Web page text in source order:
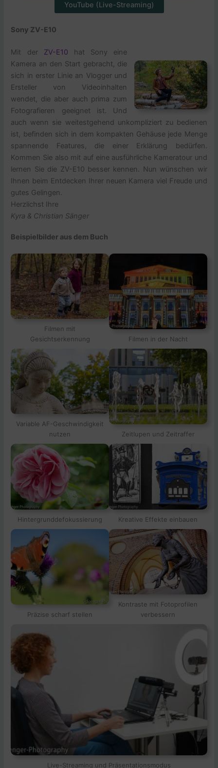
YouTube (Live-Streaming)
Sony ZV-E10
Mit der ZV-E10 hat Sony eine
Kamera an den Start gebracht, die
sich in erster Linie an Vlogger und
Ersteller von Videoinhalten
wendet, die aber auch prima zum
Fotografieren geeignet ist. Und
auch wenn sie weitestgehend unkompliziert zu bedienen
ist, befinden sich in dem kompakten Gehäuse jede Menge
spannende Features, die einer Erklärung bedürfen.
Kommen Sie also mit auf eine ausführliche Kameratour und
lernen Sie die ZV-E10 besser kennen. Nun wünschen wir
Ihnen beim Entdecken Ihrer neuen Kamera viel Freude und
gutes Gelingen.
Herzlichst Ihre
Kyra & Christian Sänger
Beispielbilder aus dem Buch
Filmen mit
Gesichtserkennung
Filmen in der Nacht
Variable AF-Geschwindigkeit
nutzen
Zeitlupen und Zeitraffer
Hintergrunddefokussierung Kreative Effekte einbauen
Präzise scharf stellen
Kontraste mit Fotoprofilen
verbessern
Live-Streaming und Präsentationsmodus